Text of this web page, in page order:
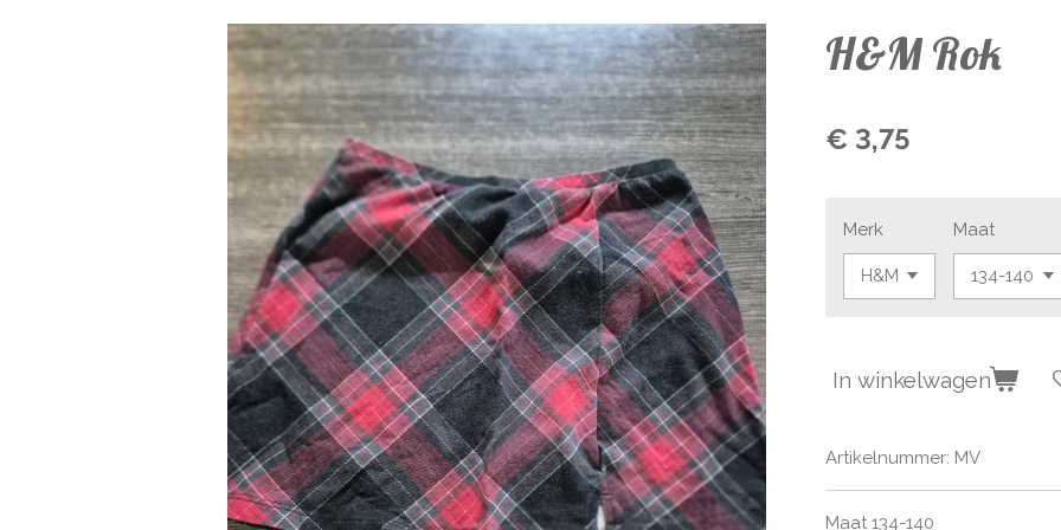
H&M Rok
€ 3,75
Merk Maat
In winkelwagen
Artikelnummer: MV
Maat 134-140